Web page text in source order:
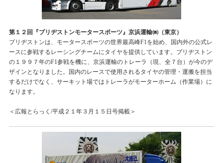
第１２回『ブリヂストンモータースポーツ』京浜運輸㈱（東京）
ブリヂストンは、モータースポーツの世界最高峰F1を始め、国内外の公式レ
ースに参戦するレーシングチームにタイヤを提供しています。ブリヂストン
の１９９７年のF1参戦を機に、京浜運輸のトレーラ（現、全７台）が今のデ
ザインとなりました。国内のレースで使用されるタイヤの管理・運搬を担当
するだけでなく、サーキット場ではトレーラがモーターホーム（作業場）に
なります。
＜広報とらっく/平成２１年３月１５日号掲載＞